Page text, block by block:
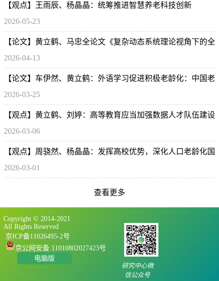
【观点】王雨辰、杨晶晶：统筹推进智慧养老科技创新
2026-05-23
【论文】黄立鹤、马忠全论文《复杂动态系统理论视角下的全
龄周期语言发展问题》被人大复印报刊资料全文转载
2026-04-13
【论文】车伊然、黄立鹤：外语学习促进积极老龄化：中国老
年人英语学习的认知与心理社会效益
2026-03-25
【观点】黄立鹤、刘婷：高等教育应当加强数据人才队伍建设
2026-03-06
【观点】周骁然、杨晶晶：发挥高校优势，深化人口老龄化国
情教育
2026-03-01
查看更多
Copyright © 2014-2021
All Rights Reserved
京ICP备11026495-2号
京公网安备 11010802027423号
电脑版
研究中心微
信公众号